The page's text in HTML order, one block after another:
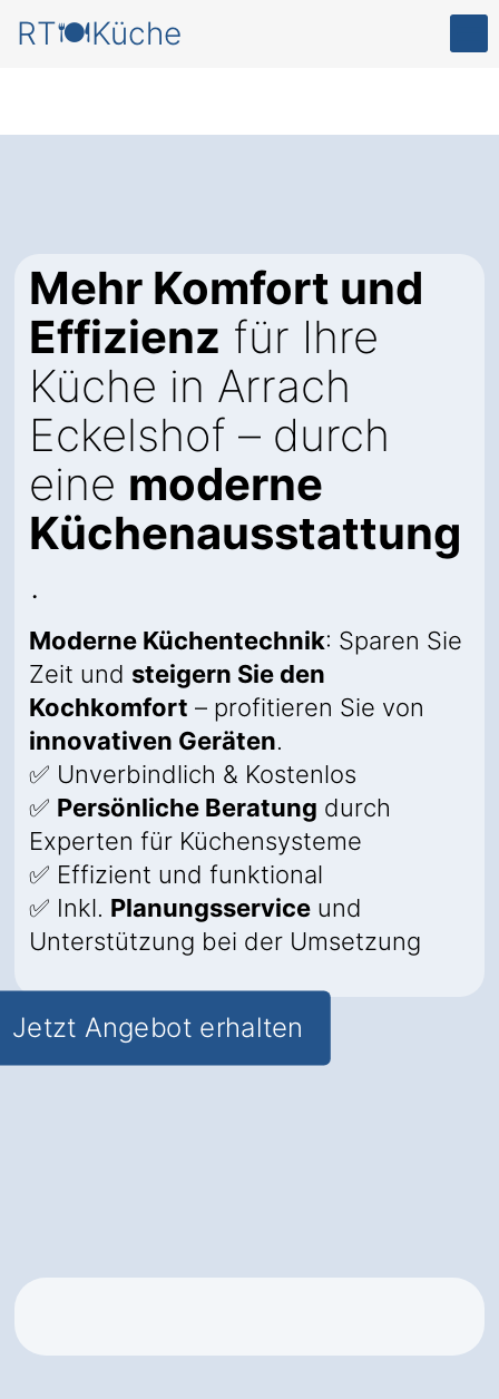
RT🍽️Küche
Mehr Komfort und
Effizienz für Ihre
Küche in Arrach
Eckelshof – durch
eine moderne
Küchenausstattung
.
Moderne Küchentechnik: Sparen Sie
Zeit und steigern Sie den
Kochkomfort – profitieren Sie von
innovativen Geräten.
✅ Unverbindlich & Kostenlos
✅ Persönliche Beratung durch
Experten für Küchensysteme
✅ Effizient und funktional
✅ Inkl. Planungsservice und
Unterstützung bei der Umsetzung
Jetzt Angebot erhalten